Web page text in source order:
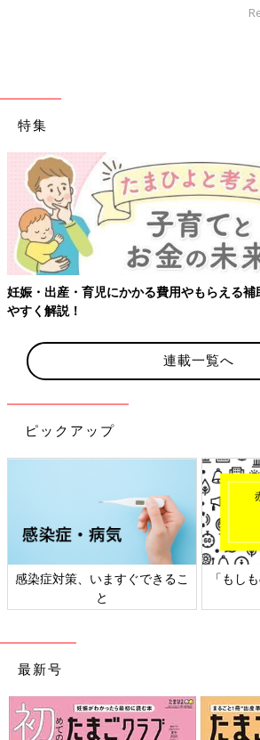
特集
【ワクチン接種できるものも】妊婦の感染症
連載一覧へ
ピックアップ
日本外来小児科学会リーフレッ
ト検討会
六星占
最新号